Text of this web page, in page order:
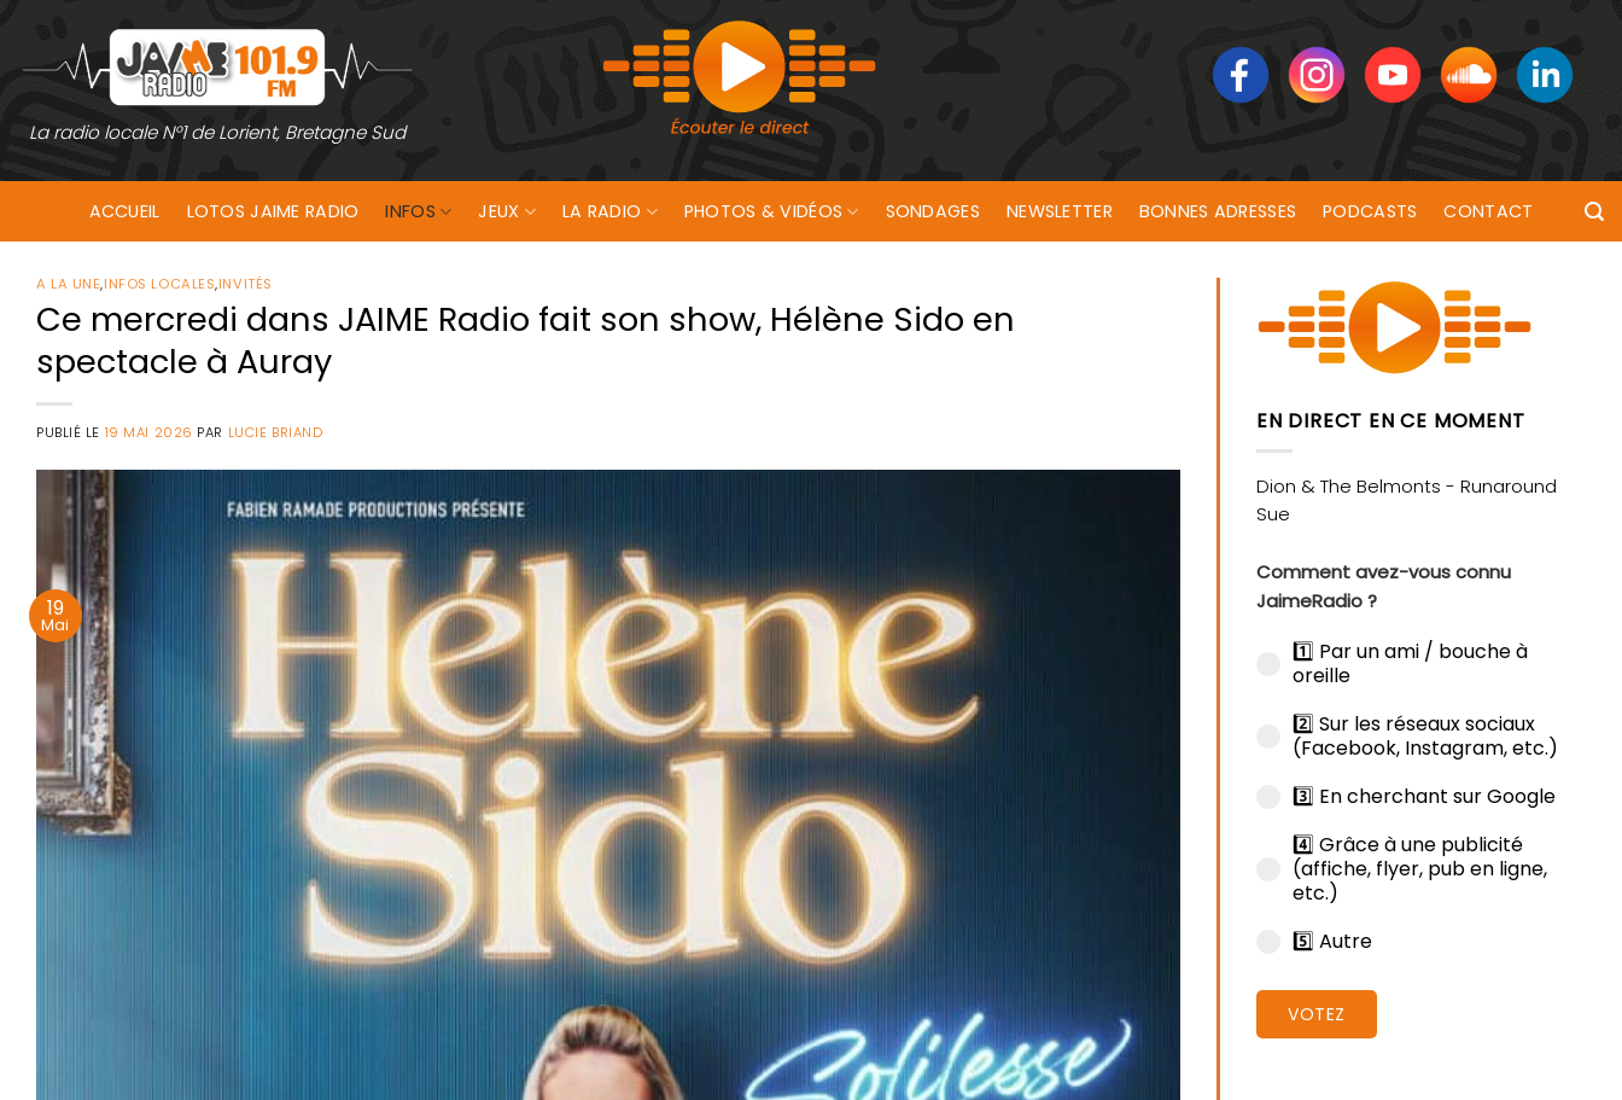
contenu
La radio locale N°1 de Lorient, Bretagne Sud
ACCUEIL LOTOS JAIME RADIO INFOS JEUX LA RADIO PHOTOS & VIDÉOS SONDAGES NEWSLETTER BONNES ADRESSES PODCASTS CONTACT
A LA UNE,INFOS LOCALES,INVITÉS
Ce mercredi dans JAIME Radio fait son show, Hélène Sido en
spectacle à Auray
PUBLIÉ LE 19 MAI 2026 PAR LUCIE BRIAND
19
Mai
EN DIRECT EN CE MOMENT
Comment avez-vous connu
JaimeRadio ?
1️⃣ Par un ami / bouche à
oreille
2️⃣ Sur les réseaux sociaux
(Facebook, Instagram, etc.)
3️⃣ En cherchant sur Google
4️⃣ Grâce à une publicité
(affiche, flyer, pub en ligne,
etc.)
5️⃣ Autre
VOTEZ